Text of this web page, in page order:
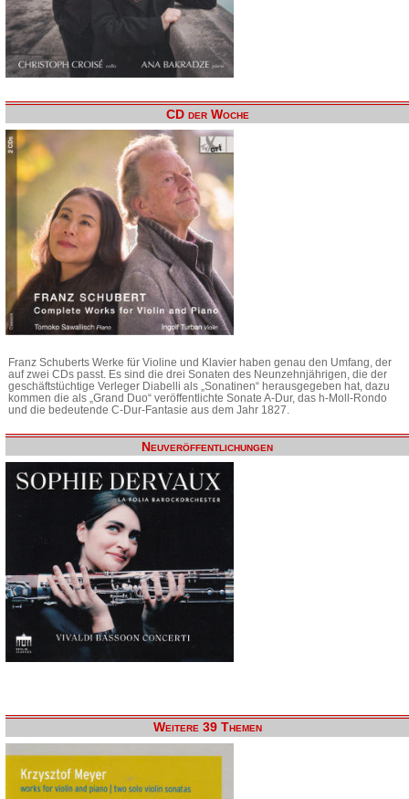
CD der Woche
Franz Schuberts Werke für Violine und Klavier haben genau den Umfang, der
auf zwei CDs passt. Es sind die drei Sonaten des Neunzehnjährigen, die der
geschäftstüchtige Verleger Diabelli als „Sonatinen“ herausgegeben hat, dazu
kommen die als „Grand Duo“ veröffentlichte Sonate A-Dur, das h-Moll-Rondo
und die bedeutende C-Dur-Fantasie aus dem Jahr 1827.
Neuveröffentlichungen
Weitere 39 Themen